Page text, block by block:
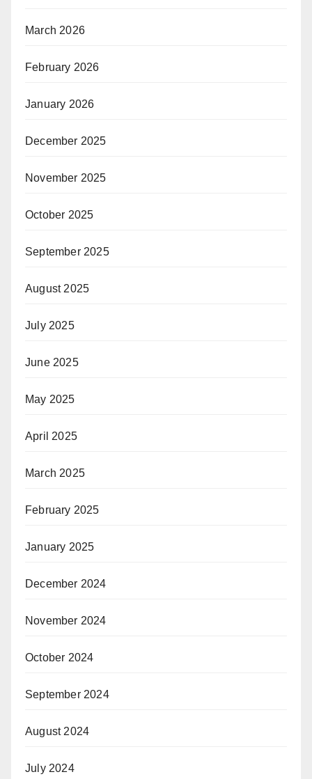
March 2026
February 2026
January 2026
December 2025
November 2025
October 2025
September 2025
August 2025
July 2025
June 2025
May 2025
April 2025
March 2025
February 2025
January 2025
December 2024
November 2024
October 2024
September 2024
August 2024
July 2024